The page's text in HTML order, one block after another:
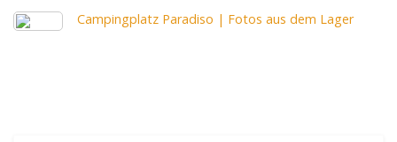
Campingplatz Paradiso | Fotos aus dem Lager